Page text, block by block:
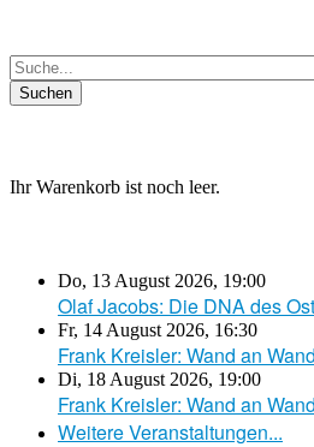
Ihr Warenkorb ist noch leer.
Do, 13 August 2026, 19:00
Olaf Jacobs: Die DNA des
Fr, 14 August 2026, 16:30
Frank Kreisler: Wand an
Di, 18 August 2026, 19:00
Frank Kreisler: Wand an
Weitere Veranstaltungen...